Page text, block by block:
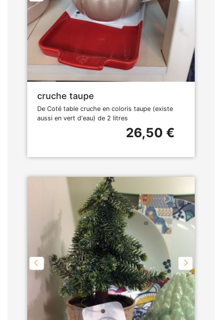
cruche taupe
De Coté table cruche en coloris taupe (existe
aussi en vert d'eau) de 2 litres
26,50 €